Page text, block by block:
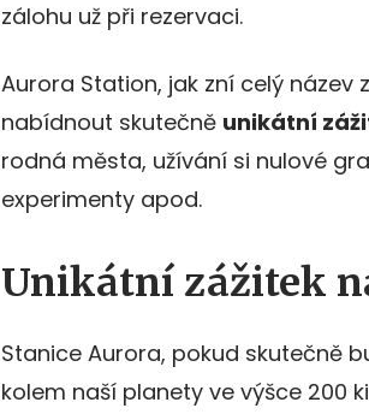
zálohu už při rezervaci.
Aurora Station, jak zní celý název
nabídnout skutečně unikátní
rodná města, užívání si nulové
experimenty apod.
Unikátní zážitek
Stanice Aurora, pokud skutečně
kolem naší planety ve výšce 200